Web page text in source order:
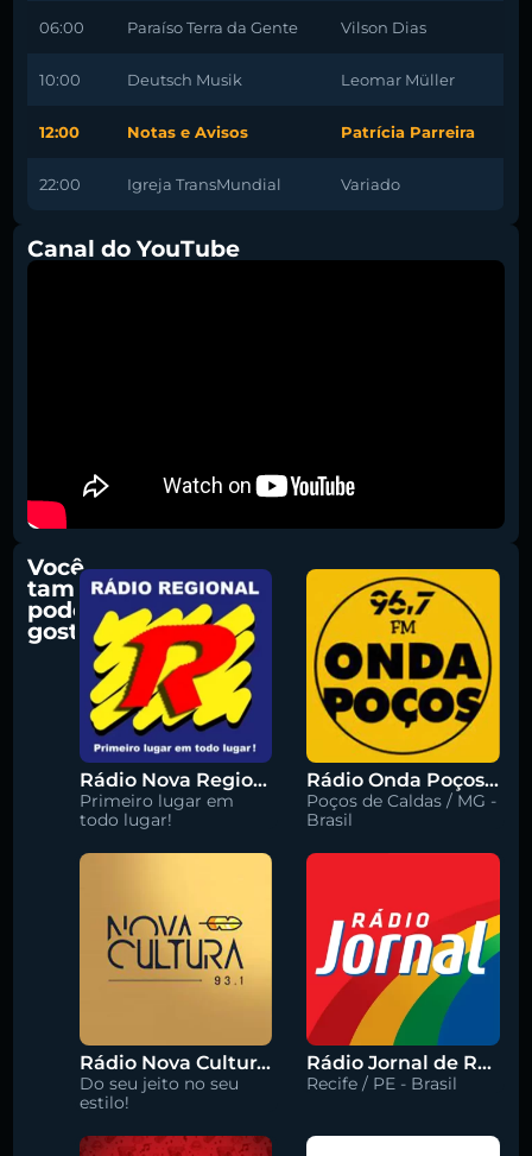
06:00 Paraíso Terra da Gente Vilson Dias
10:00 Deutsch Musik Leomar Müller
12:00 Notas e Avisos Patrícia Parreira
22:00 Igreja TransMundial Variado
Canal do YouTube
Você
também
pode
gostar
Rádio Nova Regional 91.5 FM
Primeiro lugar em
todo lugar!
Rádio Onda Poços 96.7 FM
Poços de Caldas / MG -
Brasil
Rádio Nova Cultura 93.1 FM
Do seu jeito no seu
estilo!
Rádio Jornal de Recife 90.3 FM
Recife / PE - Brasil